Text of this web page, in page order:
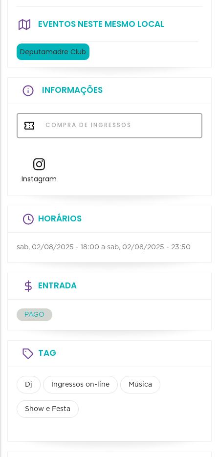
EVENTOS NESTE MESMO LOCAL
Deputamadre Club
INFORMAÇÕES
COMPRA DE INGRESSOS
Instagram
HORÁRIOS
sab, 02/08/2025 - 18:00 a sab, 02/08/2025 - 23:50
ENTRADA
PAGO
TAG
Dj Ingressos on-line Música
Show e Festa